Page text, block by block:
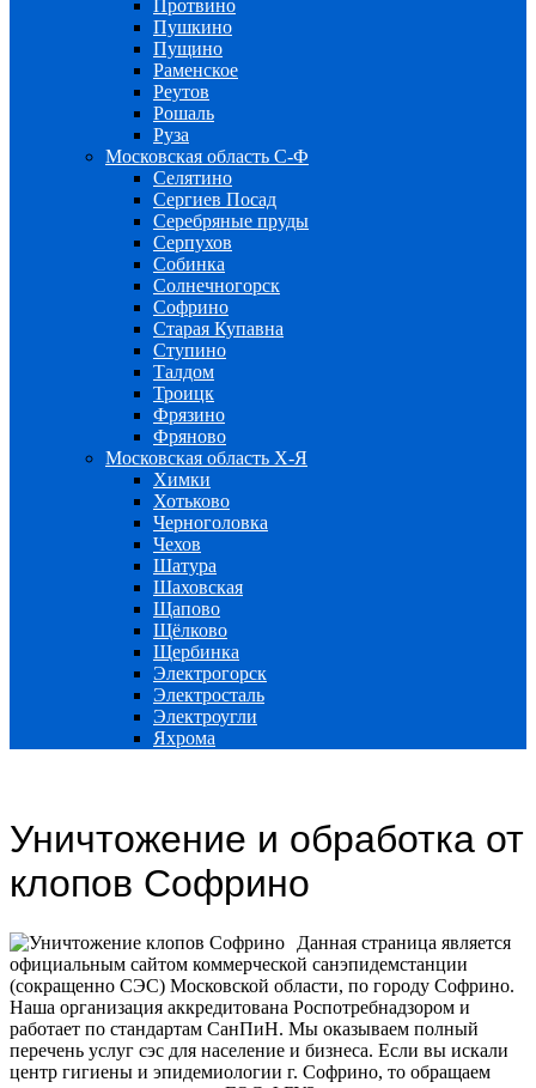
Протвино
Пушкино
Пущино
Раменское
Реутов
Рошаль
Руза
Московская область С-Ф
Селятино
Сергиев Посад
Серебряные пруды
Серпухов
Собинка
Солнечногорск
Софрино
Старая Купавна
Ступино
Талдом
Троицк
Фрязино
Фряново
Московская область Х-Я
Химки
Хотьково
Черноголовка
Чехов
Шатура
Шаховская
Щапово
Щёлково
Щербинка
Электрогорск
Электросталь
Электроугли
Яхрома
Уничтожение и обработка от
клопов Софрино
Данная страница является
официальным сайтом коммерческой санэпидемстанции
(сокращенно СЭС) Московской области, по городу Софрино.
Наша организация аккредитована Роспотребнадзором и
работает по стандартам СанПиН. Мы оказываем полный
перечень услуг сэс для население и бизнеса. Если вы искали
центр гигиены и эпидемиологии г. Софрино, то обращаем